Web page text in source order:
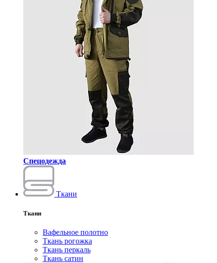
Спецодежда
Ткани
Ткани
Вафельное полотно
Ткань рогожка
Ткань перкаль
Ткань сатин